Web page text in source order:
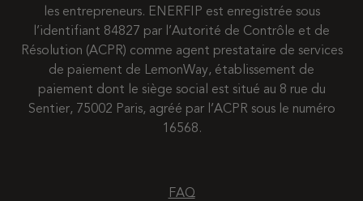
les entrepreneurs. ENERFIP est enregistrée sous
l’identifiant 84827 par l’Autorité de Contrôle et de
Résolution (ACPR) comme agent prestataire de services
de paiement de LemonWay, établissement de
paiement dont le siège social est situé au 8 rue du
Sentier, 75002 Paris, agréé par l’ACPR sous le numéro
16568.
FAQ